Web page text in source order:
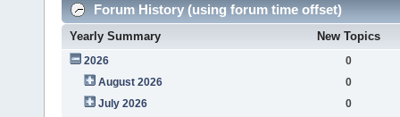
Forum History (using forum time offset)
Yearly Summary New Topics
2026
0
August 2026
0
July 2026
0